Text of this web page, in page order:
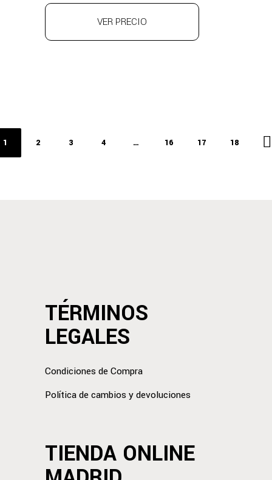
VER PRECIO
1 2 3 4 … 16 17 18
TÉRMINOS
LEGALES
Condiciones de Compra
Política de cambios y devoluciones
TIENDA ONLINE